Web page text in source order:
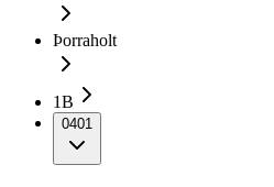
Þorraholt
1B
0401